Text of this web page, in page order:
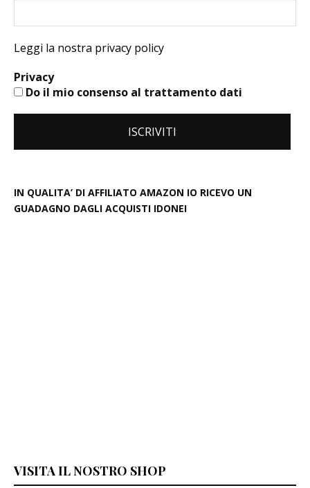
Leggi la nostra privacy policy
Privacy
Do il mio consenso al trattamento dati
IN QUALITA’ DI AFFILIATO AMAZON IO RICEVO UN
GUADAGNO DAGLI ACQUISTI IDONEI
VISITA IL NOSTRO SHOP